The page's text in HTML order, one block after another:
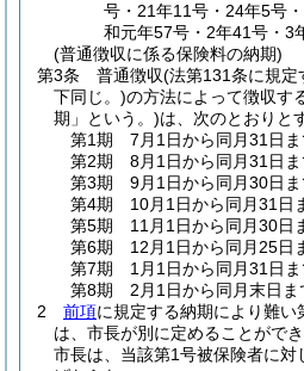
号・21年11号・24年5号
和元年57号・2年41号・3
(普通徴収に係る保険料の納期)
第3条
普通徴収(法第131条に規定
下同じ。)の方法によって徴収す
期」という。)は、次のとおりと
第1期 7月1日から同月31日ま
第2期 8月1日から同月31日ま
第3期 9月1日から同月30日ま
第4期 10月1日から同月31日
第5期 11月1日から同月30日
第6期 12月1日から同月25日
第7期 1月1日から同月31日ま
第8期 2月1日から同月末日ま
2
前項に規定する納期により難
は、市長が別に定めることができ
市長は、当該第1号被保険者に